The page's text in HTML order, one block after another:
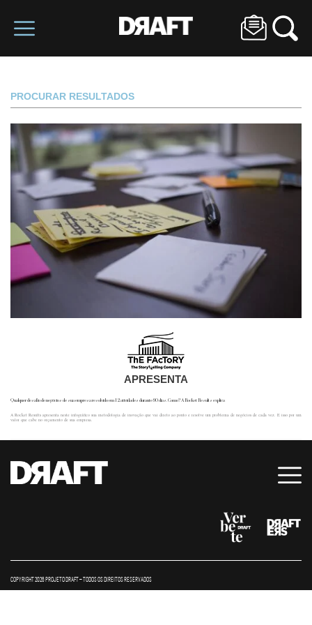
PROCURAR RESULTADOS
APRESENTA
Qualquer desafio de negócios de sua empresa resolvido em 12 atividades durante 90 dias. Como? A Rocket Results explica
A Rocket Results apresenta neste infográfico sua metodologia de inovação que vai direto ao ponto e resolve um problema de negócios de cada vez. E isso por um
valor que cabe no orçamento de sua empresa.
COPYRIGHT 2026 PROJETO DRAFT – TODOS OS DIREITOS RESERVADOS